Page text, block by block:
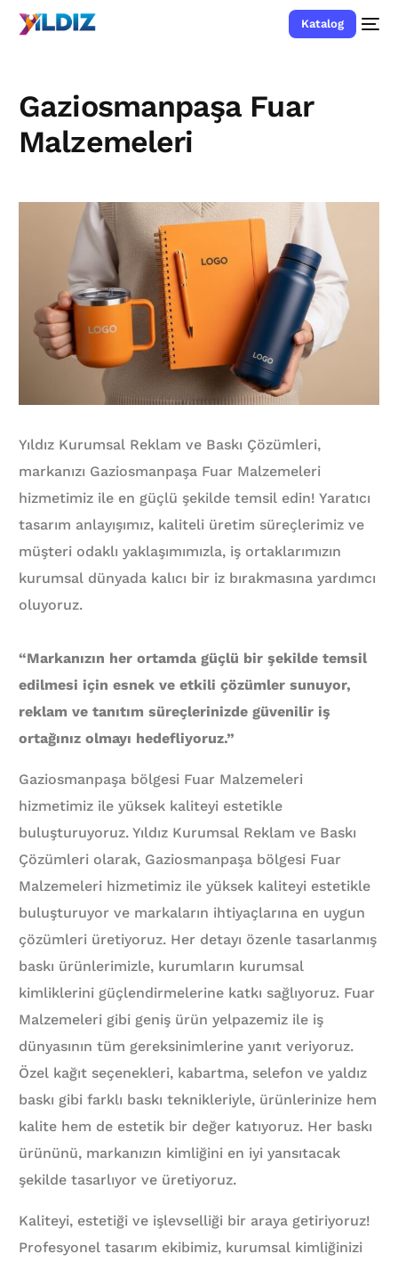
Katalog
Gaziosmanpaşa Fuar
Malzemeleri
Yıldız Kurumsal Reklam ve Baskı Çözümleri,
markanızı Gaziosmanpaşa Fuar Malzemeleri
hizmetimiz ile en güçlü şekilde temsil edin! Yaratıcı
tasarım anlayışımız, kaliteli üretim süreçlerimiz ve
müşteri odaklı yaklaşımımızla, iş ortaklarımızın
kurumsal dünyada kalıcı bir iz bırakmasına yardımcı
oluyoruz.
“Markanızın her ortamda güçlü bir şekilde temsil
edilmesi için esnek ve etkili çözümler sunuyor,
reklam ve tanıtım süreçlerinizde güvenilir iş
ortağınız olmayı hedefliyoruz.”
Gaziosmanpaşa bölgesi Fuar Malzemeleri
hizmetimiz ile yüksek kaliteyi estetikle
buluşturuyoruz. Yıldız Kurumsal Reklam ve Baskı
Çözümleri olarak, Gaziosmanpaşa bölgesi Fuar
Malzemeleri hizmetimiz ile yüksek kaliteyi estetikle
buluşturuyor ve markaların ihtiyaçlarına en uygun
çözümleri üretiyoruz. Her detayı özenle tasarlanmış
baskı ürünlerimizle, kurumların kurumsal
kimliklerini güçlendirmelerine katkı sağlıyoruz. Fuar
Malzemeleri gibi geniş ürün yelpazemiz ile iş
dünyasının tüm gereksinimlerine yanıt veriyoruz.
Özel kağıt seçenekleri, kabartma, selefon ve yaldız
baskı gibi farklı baskı teknikleriyle, ürünlerinize hem
kalite hem de estetik bir değer katıyoruz. Her baskı
ürününü, markanızın kimliğini en iyi yansıtacak
şekilde tasarlıyor ve üretiyoruz.
Kaliteyi, estetiği ve işlevselliği bir araya getiriyoruz!
Profesyonel tasarım ekibimiz, kurumsal kimliğinizi